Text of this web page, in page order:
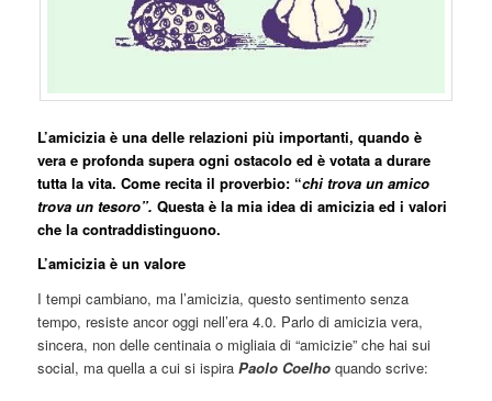
L’amicizia è una delle relazioni più importanti, quando è
vera e profonda supera ogni ostacolo ed è votata a durare
tutta la vita. Come recita il proverbio: “chi trova un amico
trova un tesoro”.Questa è la mia idea di amicizia ed i valori
che la contraddistinguono.
L’amicizia è un valore
I tempi cambiano, ma l’amicizia, questo sentimento senza
tempo, resiste ancor oggi nell’era 4.0. Parlo di amicizia vera,
sincera, non delle centinaia o migliaia di “amicizie” che hai sui
social, ma quella a cui si ispiraPaolo Coelho quando scrive: